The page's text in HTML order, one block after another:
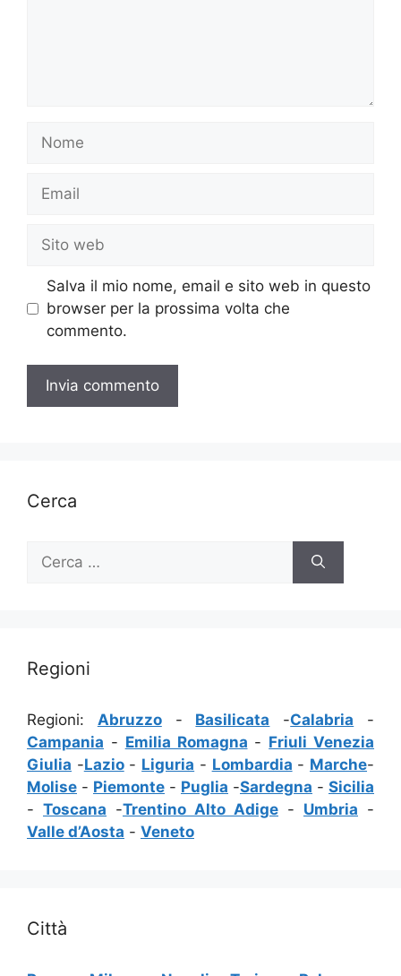
web
Salva il mio nome, email e sito web in questo
browser per la prossima volta che
commento.
Cerca
Ricerca
Regioni
Regioni: Abruzzo- Basilicata -Calabria -
Campania - Emilia Romagna - Friuli Venezia
Giulia -Lazio- Liguria - Lombardia - Marche-
Molise - Piemonte - Puglia -Sardegna - Sicilia
- Toscana -Trentino Alto Adige - Umbria -
Valle d’Aosta - Veneto
Città